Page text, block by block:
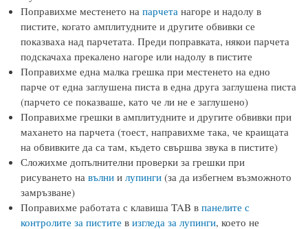
Поправихме местенето на парчета нагоре и надолу в
пистите, когато амплитудните и другите обвивки се
показваха над парчетата. Преди поправката, някои парчета
подскачаха прекалено нагоре или надолу в пистите
Поправихме една малка грешка при местенето на едно
парче от една заглушена писта в една друга заглушена писта
(парчето се показваше, като че ли не е заглушено)
Поправихме грешки в амплитудните и другите обвивки при
махането на парчета (тоест, направихме така, че краищата
на обвивките да са там, където свършва звука в пистите)
Сложихме допълнителни проверки за грешки при
рисуването на вълни и лупинги (за да избегнем възможното
замръзване)
Поправихме работата с клавиша TAB в панелите с
контролите за пистите в изгледа за лупинги, което не